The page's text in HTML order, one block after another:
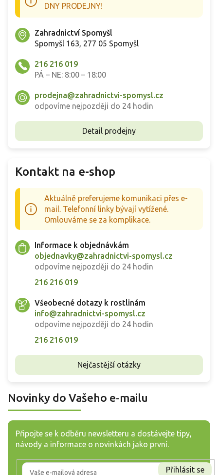
DNY PRODEJNY!
Zahradnictví Spomyšl
Spomyšl 163, 277 05 Spomyšl
216 216 019
PÁ – NE: 8:00 – 18:00
prodejna@zahradnictvi-spomysl.cz
odpovíme nejpozději do 24 hodin
Detail prodejny
Kontakt na e-shop
Aktuálně preferujeme komunikaci přes e-
mail. Telefonní linky bývají vytížené.
Omlouváme se za komplikace.
Informace k objednávkám
objednavky@zahradnictvi-spomysl.cz
odpovíme nejpozději do 24 hodin
216 216 019
Všeobecné dotazy k rostlinám
info@zahradnictvi-spomysl.cz
odpovíme nejpozději do 24 hodin
216 216 019
Nejčastější otázky
Novinky do Vašeho e-mailu
Připojte se k odběru newsletteru a dostávejte tipy,
návody a informace o novinkách jako první.
Přihlásit se